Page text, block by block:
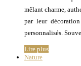
mêlant charme,
par leur
personnalisés.
Lire plus
Nature